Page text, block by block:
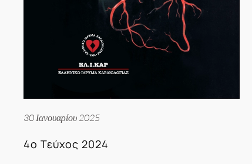
30 Ιανουαρίου 2025
4ο Τεύχος 2024